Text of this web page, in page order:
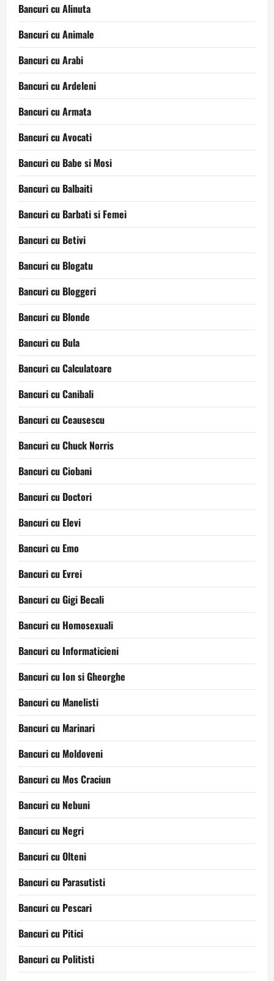
Bancuri cu Alinuta
Bancuri cu Animale
Bancuri cu Arabi
Bancuri cu Ardeleni
Bancuri cu Armata
Bancuri cu Avocati
Bancuri cu Babe si Mosi
Bancuri cu Balbaiti
Bancuri cu Barbati si Femei
Bancuri cu Betivi
Bancuri cu Blogatu
Bancuri cu Bloggeri
Bancuri cu Blonde
Bancuri cu Bula
Bancuri cu Calculatoare
Bancuri cu Canibali
Bancuri cu Ceausescu
Bancuri cu Chuck Norris
Bancuri cu Ciobani
Bancuri cu Doctori
Bancuri cu Elevi
Bancuri cu Emo
Bancuri cu Evrei
Bancuri cu Gigi Becali
Bancuri cu Homosexuali
Bancuri cu Informaticieni
Bancuri cu Ion si Gheorghe
Bancuri cu Manelisti
Bancuri cu Marinari
Bancuri cu Moldoveni
Bancuri cu Mos Craciun
Bancuri cu Nebuni
Bancuri cu Negri
Bancuri cu Olteni
Bancuri cu Parasutisti
Bancuri cu Pescari
Bancuri cu Pitici
Bancuri cu Politisti